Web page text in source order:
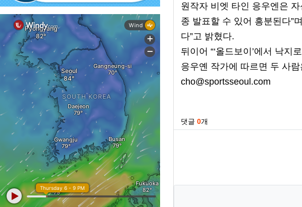
원작자 비엣 타인 응우엔은 자
종 발표할 수 있어 흥분된다”
다”고 밝혔다.
뒤이어 “‘올드보이’에서 낙지
응우옌 작가에 따르면 두 사
cho@sportsseoul.com
댓글 0개